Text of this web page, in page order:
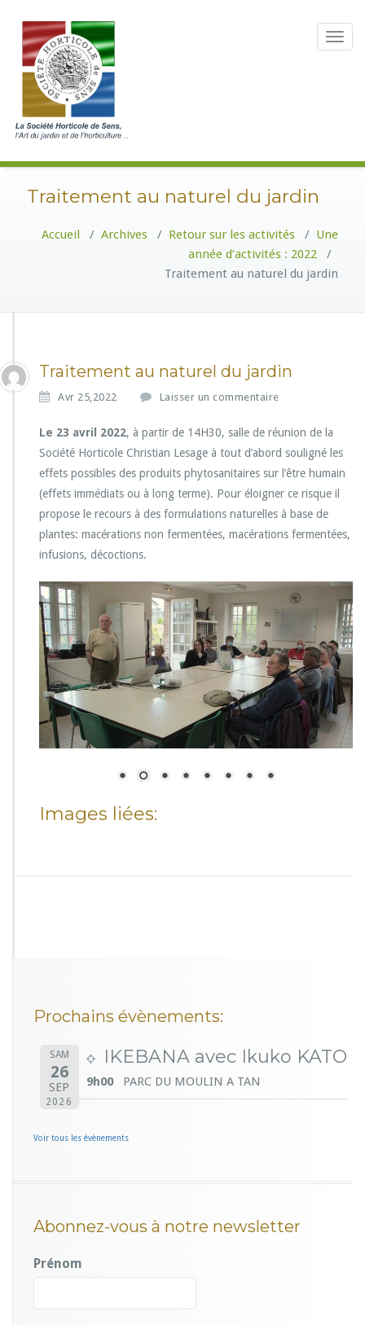
Toggle
Traitement au naturel du jardin
Accueil / Archives / Retour sur les activités / Une
année d’activités : 2022 /
Traitement au naturel du jardin
Traitement au naturel du jardin
Avr 25,2022 Laisser un commentaire
Le 23 avril 2022, à partir de 14H30, salle de réunion de la
Société Horticole Christian Lesage à tout d’abord souligné les
effets possibles des produits phytosanitaires sur l’être humain
(effets immédiats ou à long terme). Pour éloigner ce risque il
propose le recours à des formulations naturelles à base de
plantes: macérations non fermentées, macérations fermentées,
infusions, décoctions.
Images liées:
Prochains évènements:
SAM
26
SEP
2026
IKEBANA avec Ikuko KATO
9h00 PARC DU MOULIN A TAN
Voir tous les évènements
Abonnez-vous à notre newsletter
Prénom